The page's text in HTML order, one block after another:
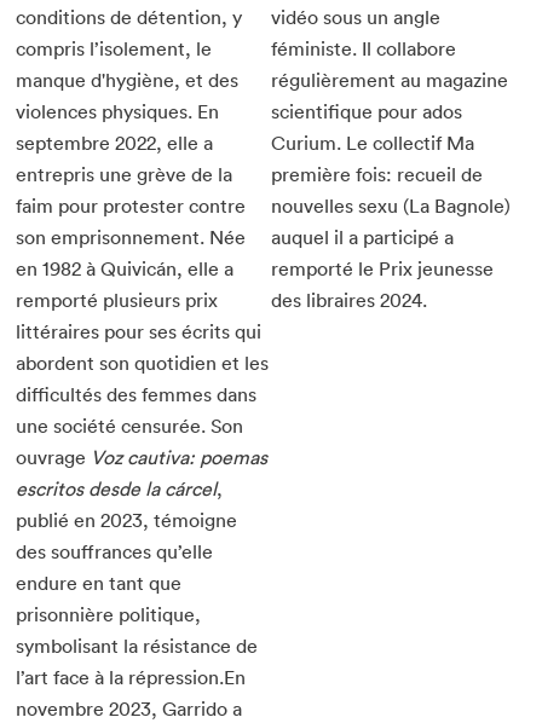
conditions de détention, y
compris l’isolement, le
manque d'hygiène, et des
violences physiques. En
septembre 2022, elle a
entrepris une grève de la
faim pour protester contre
son emprisonnement. Née
en 1982 à Quivicán, elle a
remporté plusieurs prix
littéraires pour ses écrits qui
abordent son quotidien et les
difficultés des femmes dans
une société censurée. Son
ouvrage Voz cautiva: poemas
escritos desde la cárcel,
publié en 2023, témoigne
des souffrances qu’elle
endure en tant que
prisonnière politique,
symbolisant la résistance de
l’art face à la répression.En
novembre 2023, Garrido a
vidéo sous un angle
féministe. Il collabore
régulièrement au magazine
scientifique pour ados
Curium. Le collectif Ma
première fois: recueil de
nouvelles sexu (La Bagnole)
auquel il a participé a
remporté le Prix jeunesse
des libraires 2024.